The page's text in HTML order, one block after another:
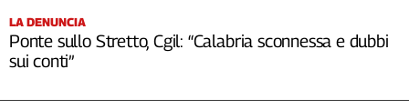
LA DENUNCIA
Ponte sullo Stretto, Cgil: “Calabria sconnessa e dubbi
sui conti”